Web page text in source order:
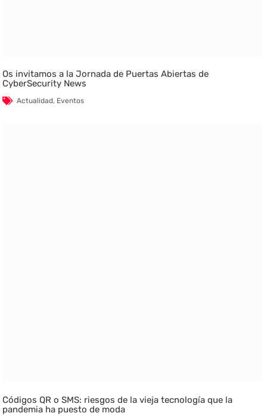
Os invitamos a la Jornada de Puertas Abiertas de
CyberSecurity News
Actualidad, Eventos
Códigos QR o SMS: riesgos de la vieja tecnología que la
pandemia ha puesto de moda